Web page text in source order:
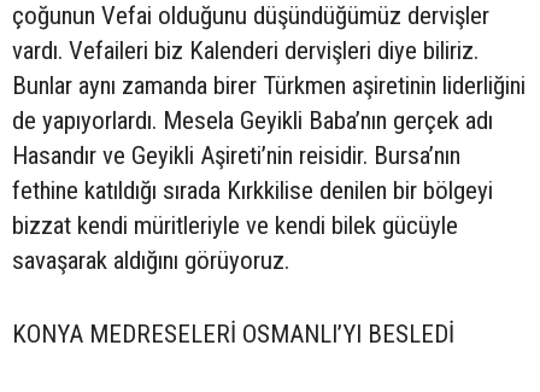
çoğunun Vefai olduğunu düşündüğümüz dervişler
vardı. Vefaileri biz Kalenderi dervişleri diye biliriz.
Bunlar aynı zamanda birer Türkmen aşiretinin liderliğini
de yapıyorlardı. Mesela Geyikli Baba’nın gerçek adı
Hasandır ve Geyikli Aşireti’nin reisidir. Bursa’nın
fethine katıldığı sırada Kırkkilise denilen bir bölgeyi
bizzat kendi müritleriyle ve kendi bilek gücüyle
savaşarak aldığını görüyoruz.
KONYA MEDRESELERİ OSMANLI’YI BESLEDİ